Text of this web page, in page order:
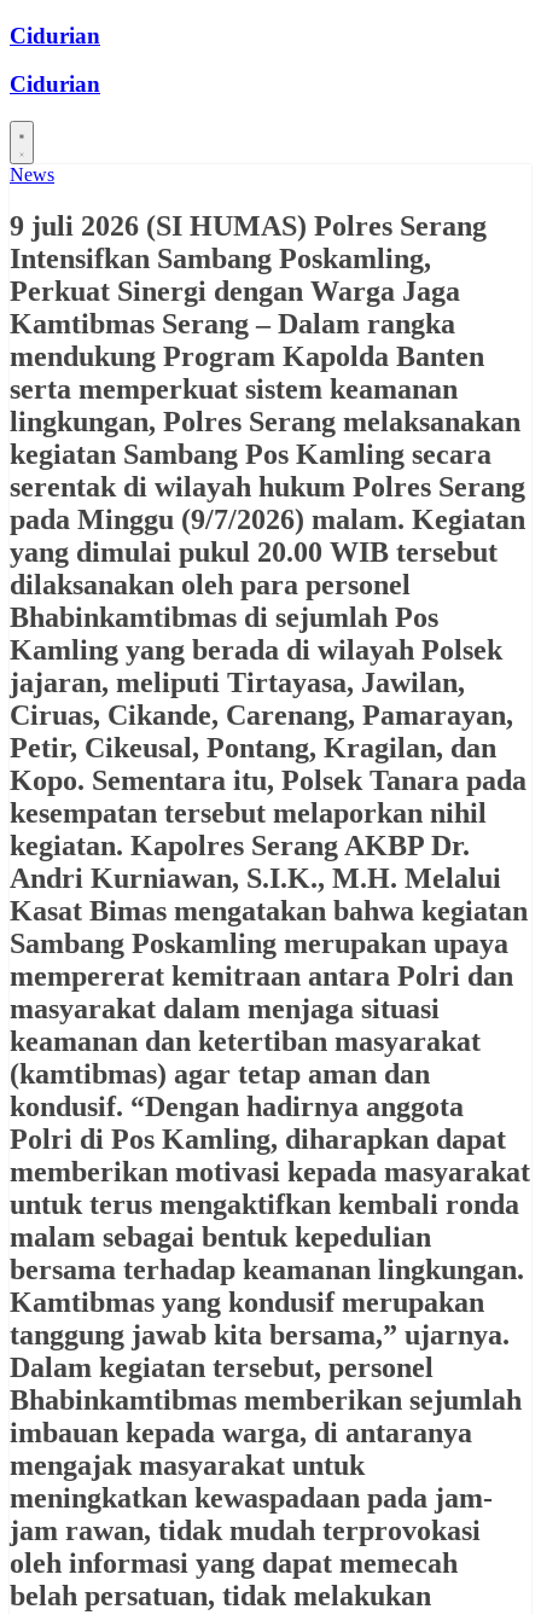
Skip
content
Cidurian
Cidurian
News
9 juli 2026 (SI HUMAS) Polres Serang
Intensifkan Sambang Poskamling,
Perkuat Sinergi dengan Warga Jaga
Kamtibmas Serang – Dalam rangka
mendukung Program Kapolda Banten
serta memperkuat sistem keamanan
lingkungan, Polres Serang melaksanakan
kegiatan Sambang Pos Kamling secara
serentak di wilayah hukum Polres Serang
pada Minggu (9/7/2026) malam. Kegiatan
yang dimulai pukul 20.00 WIB tersebut
dilaksanakan oleh para personel
Bhabinkamtibmas di sejumlah Pos
Kamling yang berada di wilayah Polsek
jajaran, meliputi Tirtayasa, Jawilan,
Ciruas, Cikande, Carenang, Pamarayan,
Petir, Cikeusal, Pontang, Kragilan, dan
Kopo. Sementara itu, Polsek Tanara pada
kesempatan tersebut melaporkan nihil
kegiatan. Kapolres Serang AKBP Dr.
Andri Kurniawan, S.I.K., M.H. Melalui
Kasat Bimas mengatakan bahwa kegiatan
Sambang Poskamling merupakan upaya
mempererat kemitraan antara Polri dan
masyarakat dalam menjaga situasi
keamanan dan ketertiban masyarakat
(kamtibmas) agar tetap aman dan
kondusif. “Dengan hadirnya anggota
Polri di Pos Kamling, diharapkan dapat
memberikan motivasi kepada masyarakat
untuk terus mengaktifkan kembali ronda
malam sebagai bentuk kepedulian
bersama terhadap keamanan lingkungan.
Kamtibmas yang kondusif merupakan
tanggung jawab kita bersama,” ujarnya.
Dalam kegiatan tersebut, personel
Bhabinkamtibmas memberikan sejumlah
imbauan kepada warga, di antaranya
mengajak masyarakat untuk
meningkatkan kewaspadaan pada jam-
jam rawan, tidak mudah terprovokasi
oleh informasi yang dapat memecah
belah persatuan, tidak melakukan